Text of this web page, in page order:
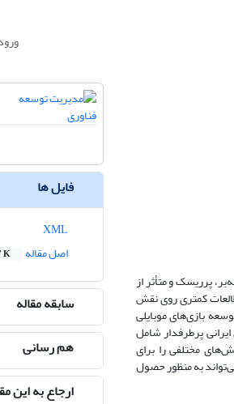
پرریسک‌ و متأثر از
کمتری روی نقش
بازی‌های موبایلی
پرطرفدار شامل
مختلفی را برای
به منظور حصول
فایل ها
اصل مقاله
K
سابقه مقاله
هم رسانی
ارجاع به این